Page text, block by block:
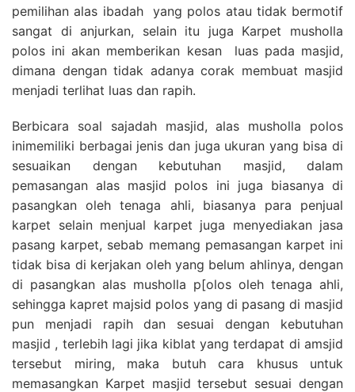
pemilihan alas ibadah yang polos atau tidak bermotif
sangat di anjurkan, selain itu juga Karpet musholla
polos ini akan memberikan kesan luas pada masjid,
dimana dengan tidak adanya corak membuat masjid
menjadi terlihat luas dan rapih.
Berbicara soal sajadah masjid, alas musholla polos
inimemiliki berbagai jenis dan juga ukuran yang bisa di
sesuaikan dengan kebutuhan masjid, dalam
pemasangan alas masjid polos ini juga biasanya di
pasangkan oleh tenaga ahli, biasanya para penjual
karpet selain menjual karpet juga menyediakan jasa
pasang karpet, sebab memang pemasangan karpet ini
tidak bisa di kerjakan oleh yang belum ahlinya, dengan
di pasangkan alas musholla p[olos oleh tenaga ahli,
sehingga kapret majsid polos yang di pasang di masjid
pun menjadi rapih dan sesuai dengan kebutuhan
masjid , terlebih lagi jika kiblat yang terdapat di amsjid
tersebut miring, maka butuh cara khusus untuk
memasangkan Karpet masjid tersebut sesuai dengan